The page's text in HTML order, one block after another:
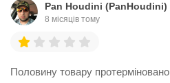
Pan Houdini (PanHoudini)
8 місяців тому
Половину товару